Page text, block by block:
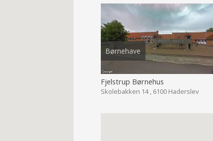
Børnehave
Fjelstrup Børnehus
Skolebakken 14 , 6100 Haderslev